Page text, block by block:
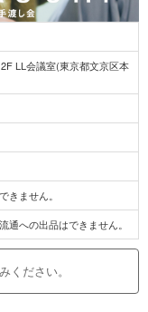
LL会議室(東京都文京区本
きません。
通への出品はできません。
ください。